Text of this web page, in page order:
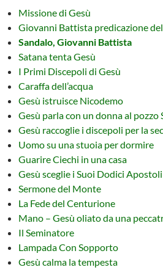
Missione di Gesù
Giovanni Battista predicazione
Sandalo, Giovanni Battista
Satana tenta Gesù
I Primi Discepoli di Gesù
Caraffa dell’acqua
Gesù istruisce Nicodemo
Gesù parla con un donna al pozzo
Gesù raccoglie i discepoli per la
Uomo su una stuoia per dormire
Guarire Ciechi in una casa
Gesù sceglie i Suoi Dodici Apostoli
Sermone del Monte
La Fede del Centurione
Mano – Gesù oliato da una
Il Seminatore
Lampada Con Sopporto
Gesù calma la tempesta